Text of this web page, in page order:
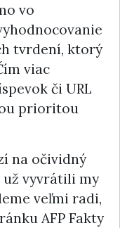
vo
tvrdení, ktorý
viac
či URL
prioritou
na očividný
už vyvrátili my
veľmi radi,
AFP Fakty